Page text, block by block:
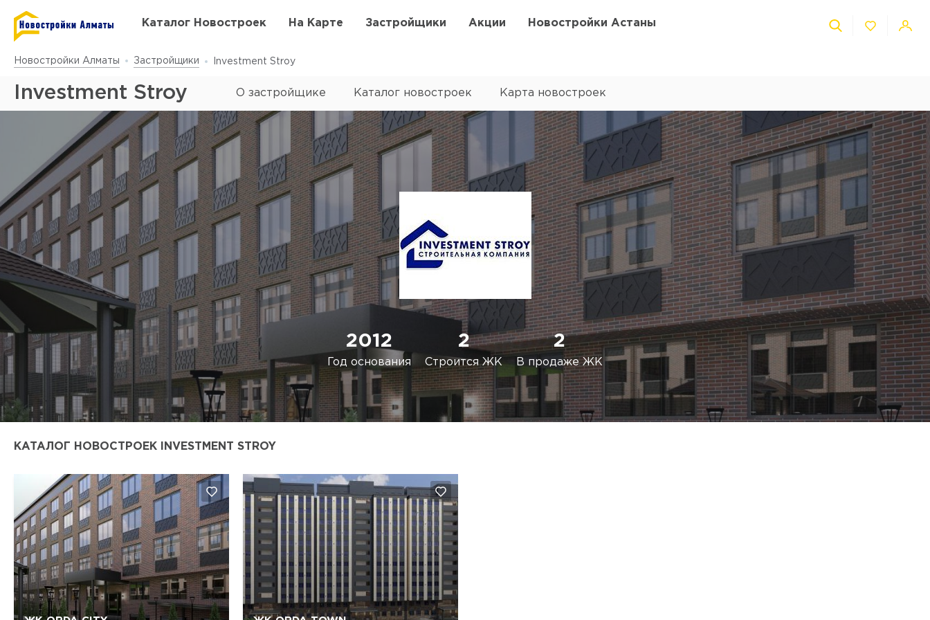
Каталог Новостроек На Карте Застройщики Акции Новостройки Астаны
Новостройки Алматы Застройщики Investment Stroy
Investment Stroy О застройщике Каталог новостроек Карта новостроек
2012
Год основания
2
Строится ЖК
2
В продаже ЖК
КАТАЛОГ НОВОСТРОЕК INVESTMENT STROY
Да, удалить Отмена Да, удалить Отмена